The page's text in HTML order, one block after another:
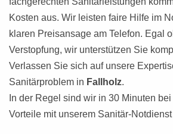
Kosten aus. Wir leisten faire Hilfe im
klaren Preisansage am Telefon. Egal
Verstopfung, wir unterstützen Sie
Verlassen Sie sich auf unsere
Sanitärproblem in Fallholz.
In der Regel sind wir in 30 Minuten
Vorteile mit unserem Sanitär-